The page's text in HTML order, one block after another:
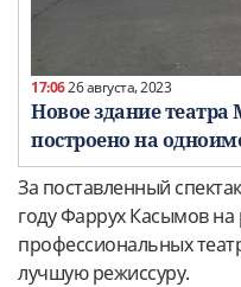
17:0626 августа, 2023
Новое здание театра
построено на
За поставленный
году Фаррух Касымов
профессиональных
лучшую режиссуру.